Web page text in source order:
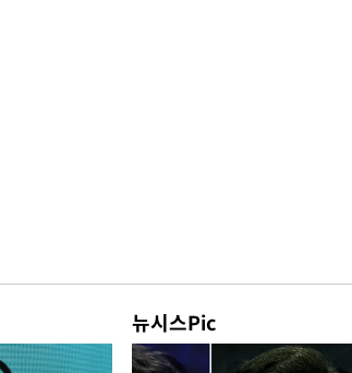
뉴시스Pic